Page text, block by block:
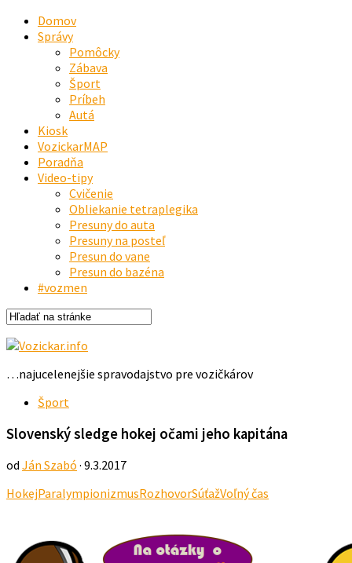
Domov
Správy
Pomôcky
Zábava
Šport
Príbeh
Autá
Kiosk
VozickarMAP
Poradňa
Video-tipy
Cvičenie
Obliekanie tetraplegika
Presuny do auta
Presuny na posteľ
Presun do vane
Presun do bazéna
#vozmen
…najucelenejšie spravodajstvo pre vozičkárov
Šport
Slovenský sledge hokej očami jeho kapitána
od Ján Szabó · 9.3.2017
HokejParalympionizmusRozhovorSúťažVoľný čas